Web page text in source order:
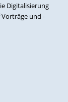
Digitalisierung
und -